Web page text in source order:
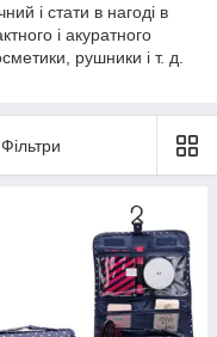
і стати в нагоді в
і акуратного
рушники і т. д.
Фільтри